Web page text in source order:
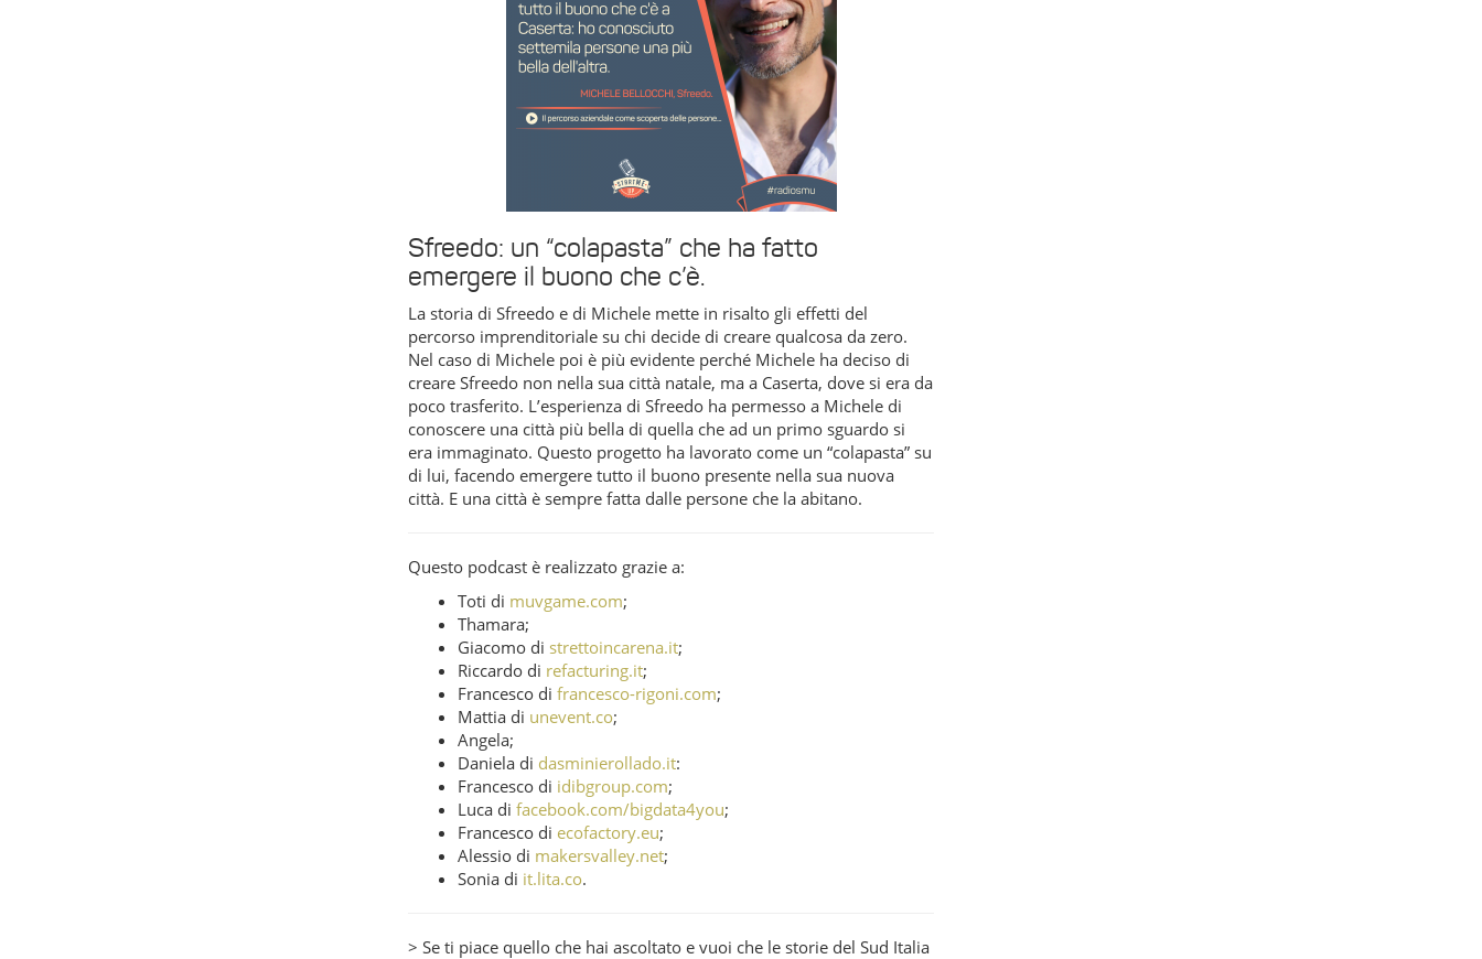
Sfreedo: un “colapasta” che ha fatto
emergere il buono che c’è.
La storia di Sfreedo e di Michele mette in risalto gli effetti del
percorso imprenditoriale su chi decide di creare qualcosa da zero.
Nel caso di Michele poi è più evidente perché Michele ha deciso di
creare Sfreedo non nella sua città natale, ma a Caserta, dove si era da
poco trasferito. L’esperienza di Sfreedo ha permesso a Michele di
conoscere una città più bella di quella che ad un primo sguardo si
era immaginato. Questo progetto ha lavorato come un “colapasta” su
di lui, facendo emergere tutto il buono presente nella sua nuova
città. E una città è sempre fatta dalle persone che la abitano.
Questo podcast è realizzato grazie a:
Toti di muvgame.com;
Thamara;
Giacomo di strettoincarena.it;
Riccardo di refacturing.it;
Francesco difrancesco-rigoni.com;
Mattia di unevent.co;
Angela;
Daniela di dasminierollado.it:
Francesco di idibgroup.com;
Luca difacebook.com/bigdata4you;
Francesco di ecofactory.eu;
Alessio di makersvalley.net;
Sonia di it.lita.co.
> Se ti piace quello che hai ascoltato e vuoi che le storie del Sud Italia